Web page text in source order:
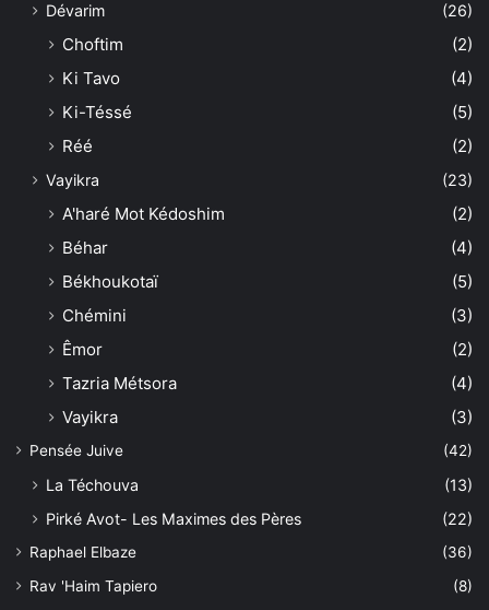
Dévarim (26)
Choftim
(2)
Ki Tavo
(4)
Ki-Téssé
(5)
Réé
(2)
Vayikra (23)
A'haré Mot Kédoshim
(2)
Béhar
(4)
Békhoukotaï
(5)
Chémini
(3)
Êmor
(2)
Tazria Métsora
(4)
Vayikra
(3)
Pensée Juive (42)
La Téchouva
(13)
Pirké Avot- Les Maximes des Pères
(22)
Raphael Elbaze
(36)
Rav 'Haim Tapiero
(8)